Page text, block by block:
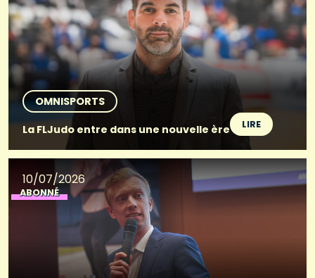
OMNISPORTS
La FLJudo entre dans une nouvelle ère
LIRE
10/07/2026
ABONNÉ